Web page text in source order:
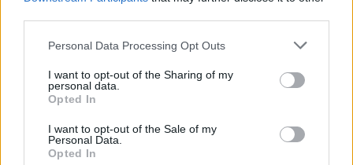
Personal Data Processing Opt Outs
I want to opt-out of the Sharing of my
personal data.
Opted In
I want to opt-out of the Sale of my
Personal Data.
Opted In
fondamento. Milano Cortina 2026 ne è una chiara
sui campi di gara, numerose aziende hanno scelto di
diventare partner dell’evento riconoscendo nei valori
del valore e costruendo attorno a essi autonomi piani
di comunicazione e attivazione mirati che hanno